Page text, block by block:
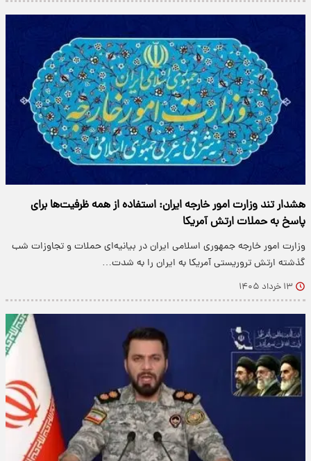
هشدار تند وزارت امور خارجه ایران: استفاده از همه ظرفیت‌ها برای
پاسخ به حملات ارتش آمریکا
وزارت امور خارجه جمهوری اسلامی ایران در بیانیه‌ای حملات و تجاوزات شب
گذشته ارتش تروریستی آمریکا به ایران را به شدت…
۱۳ خرداد ۱۴۰۵